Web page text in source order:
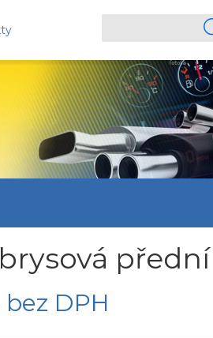
přední
DPH